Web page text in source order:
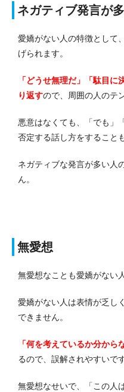
ネガティブ発言が
愛嬌がない人の特徴として
げられます。
「どうせ無理だ」「駄目
り返すので、周囲の人のテ
悪意はなくても、「でも」
否定する話し方をすること
ネガティブな発言が多い人
ん。
無愛想
無愛想なことも愛嬌がない
愛嬌がない人は表情が乏し
できません。
「何を考えているか分から
るので、誤解されやすいです
無愛想なせいで、「この人